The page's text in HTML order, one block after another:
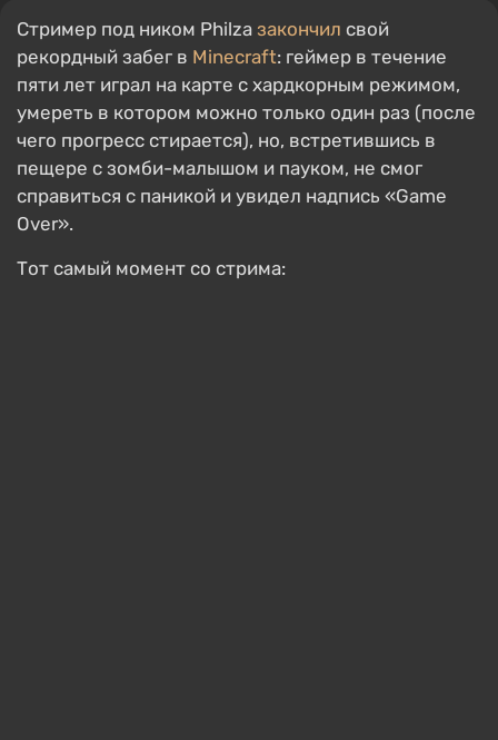
Стример под ником Philza закончил свой
рекордный забег в Minecraft: геймер в течение
пяти лет играл на карте с хардкорным режимом,
умереть в котором можно только один раз (после
чего прогресс стирается), но, встретившись в
пещере с зомби-малышом и пауком, не смог
справиться с паникой и увидел надпись «Game
Over».
Тот самый момент со стрима: